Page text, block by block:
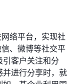
络平台，实现社
、微博等社交平
客户关注和分
进行分享时，就